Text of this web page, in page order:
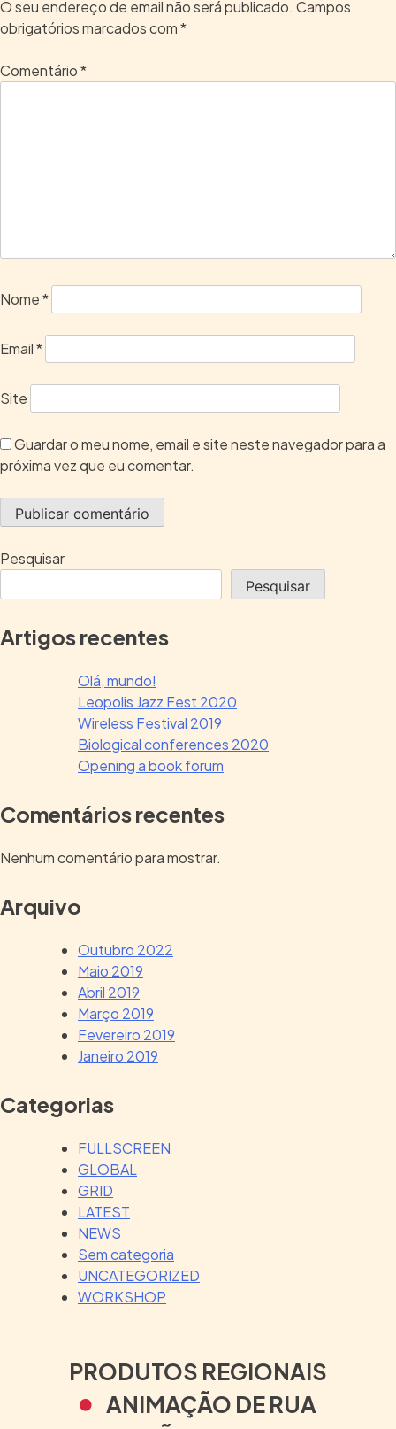
O seu endereço de email não será publicado. Campos
obrigatórios marcados com*
Comentário*
Nome*
Email*
Site
Guardar o meu nome, email e site neste navegador para a
próxima vez que eu comentar.
Pesquisar
Pesquisar
Artigos recentes
Olá, mundo!
Leopolis Jazz Fest 2020
Wireless Festival 2019
Biological conferences 2020
Opening a book forum
Comentários recentes
Nenhum comentário para mostrar.
Arquivo
Outubro 2022
Maio 2019
Abril 2019
Março 2019
Fevereiro 2019
Janeiro 2019
Categorias
FULLSCREEN
GLOBAL
GRID
LATEST
NEWS
Sem categoria
UNCATEGORIZED
WORKSHOP
PRODUTOS REGIONAIS
ANIMAÇÃO DE RUA